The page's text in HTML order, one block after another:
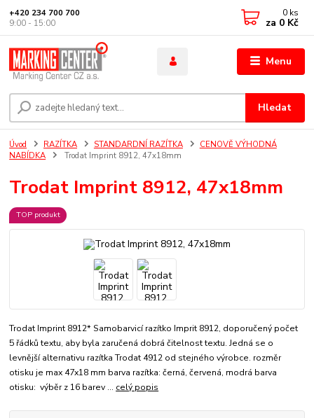
Menu
Hledat
+420 234 700 700
9:00 - 15:00
0 ks
za 0 Kč
Úvod RAZÍTKA STANDARDNÍ RAZÍTKA
CENOVĚ VÝHODNÁ
NABÍDKA
Trodat Imprint 8912, 47x18mm
Trodat Imprint 8912, 47x18mm
TOP produkt
Trodat Imprint 8912* Samobarvicí razítko Imprit 8912, doporučený počet
5 řádků textu, aby byla zaručená dobrá čitelnost textu. Jedná se o
levnější alternativu razítka Trodat 4912 od stejného výrobce. rozměr
otisku je max 47x18 mm barva razítka: černá, červená, modrá barva
otisku: výběr z 16 barev ... celý popis